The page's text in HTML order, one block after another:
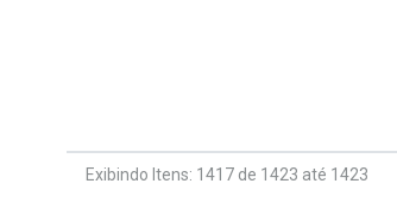
Exibindo Itens: 1417 de 1423 até 1423